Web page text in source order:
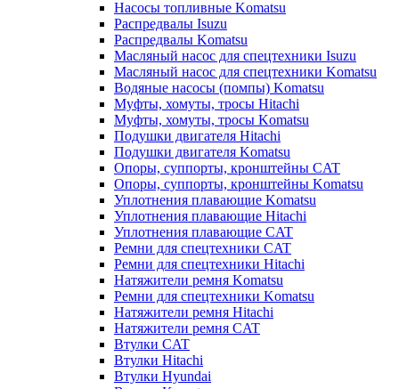
Насосы топливные Komatsu
Распредвалы Isuzu
Распредвалы Komatsu
Масляный насос для спецтехники Isuzu
Масляный насос для спецтехники Komatsu
Водяные насосы (помпы) Komatsu
Муфты, хомуты, тросы Hitachi
Муфты, хомуты, тросы Komatsu
Подушки двигателя Hitachi
Подушки двигателя Komatsu
Опоры, суппорты, кронштейны CAT
Опоры, суппорты, кронштейны Komatsu
Уплотнения плавающие Komatsu
Уплотнения плавающие Hitachi
Уплотнения плавающие CAT
Ремни для спецтехники CAT
Ремни для спецтехники Hitachi
Натяжители ремня Komatsu
Ремни для спецтехники Komatsu
Натяжители ремня Hitachi
Натяжители ремня CAT
Втулки CAT
Втулки Hitachi
Втулки Hyundai